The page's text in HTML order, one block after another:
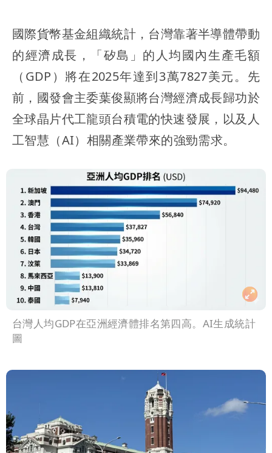
國際貨幣基金組織統計，台灣靠著半導體帶動
的經濟成長，「矽島」的人均國內生產毛額
（GDP）將在2025年達到3萬7827美元。先
前，國發會主委葉俊顯將台灣經濟成長歸功於
全球晶片代工龍頭台積電的快速發展，以及人
工智慧（AI）相關產業帶來的強勁需求。
台灣人均GDP在亞洲經濟體排名第四高。AI生成統計
圖